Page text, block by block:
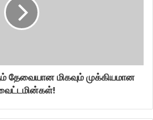
மிகவும் முக்கியமான